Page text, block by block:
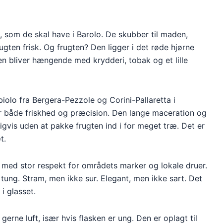
de skal have i Barolo. De skubber til maden,
frisk. Og frugten? Den ligger i det røde hjørne
bliver hængende med krydderi, tobak og et lille
fra Bergera-Pezzole og Corini-Pallaretta i
friskhed og præcision. Den lange maceration og
uden at pakke frugten ind i for meget træ. Det er
stor respekt for områdets marker og lokale druer.
Stram, men ikke sur. Elegant, men ikke sart. Det
glasset.
luft, især hvis flasken er ung. Den er oplagt til